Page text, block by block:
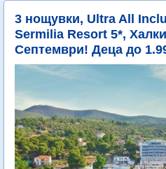
3 нощувки, Ultra All
Sermilia Resort 5*,
Септември! Деца до